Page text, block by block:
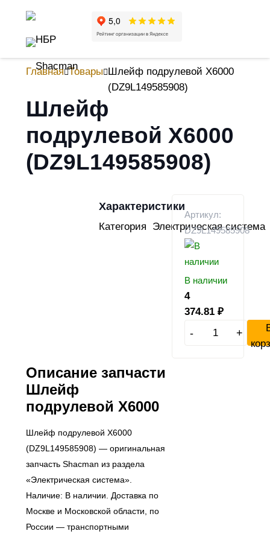
Главная Товары Шлейф подрулевой X6000
(DZ9L149585908)
Шлейф
подрулевой X6000
(DZ9L149585908)
Характеристики
Категория Электрическая система
Артикул:
DZ9L149585908
В наличии
4
374.81 ₽
- +
Описание запчасти
Шлейф
подрулевой X6000
Шлейф подрулевой X6000
(DZ9L149585908) — оригинальная
запчасть Shacman из раздела
«Электрическая система».
Наличие: В наличии. Доставка по
Москве и Московской области, по
России — транспортными